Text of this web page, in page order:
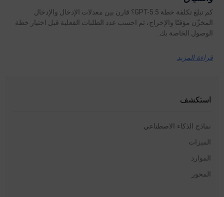
كم تبلغ تكلفة خطة GPT-5.5؟ قارن بين معدلات الإدخال والإدخال
المخزّن مؤقتًا والإخراج، ثم احسب عدد الطلبات الفعلية قبل اختيار خطة
الوصول الخاصة بك.
قراءة المزيد
استكشف
نماذج الذكاء الاصطناعي
الميزات
الموارد
المحور